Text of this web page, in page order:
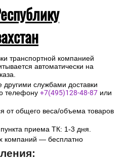
транспортной компанией
автоматически на
службами доставки
телефону +7(495)128-48-87 или
от общего веса/объема товаров
приема ТК: 1-3 дня.
компаний — бесплатно